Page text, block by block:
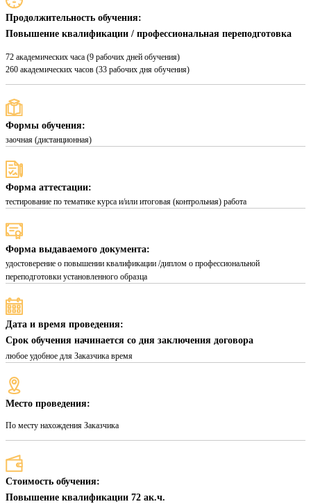
Продолжительность обучения:
Повышение квалификации / профессиональная переподготовка
72 академических часа (9 рабочих дней обучения)
260 академических часов (33 рабочих дня обучения)
Формы обучения:
заочная (дистанционная)
Форма аттестации:
тестирование по тематике курса и/или итоговая (контрольная) работа
Форма выдаваемого документа:
удостоверение о повышении квалификации /диплом о профессиональной
переподготовки установленного образца
Дата и время проведения:
Срок обучения начинается со дня заключения договора
любое удобное для Заказчика время
Место проведения:
По месту нахождения Заказчика
Стоимость обучения:
Повышение квалификации 72 ак.ч.